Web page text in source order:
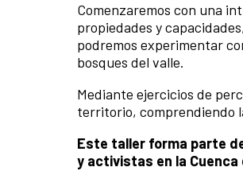
Comenzaremos con una
propiedades y
podremos experimentar
bosques del valle.
Mediante ejercicios de
territorio, comprendiendo
Este taller forma parte
y activistas en la Cuenca